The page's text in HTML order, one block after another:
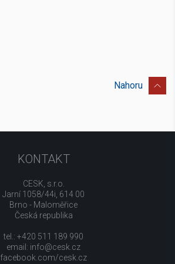
Nahoru
KONTAKT
CESK, s.r.o.
Jarní 1058/44i, 614 00
Brno - Maloměřice
Česká republika
tel.: +420 511 189 990
email: info@cesk.cz
facebook.com/cesk.cz